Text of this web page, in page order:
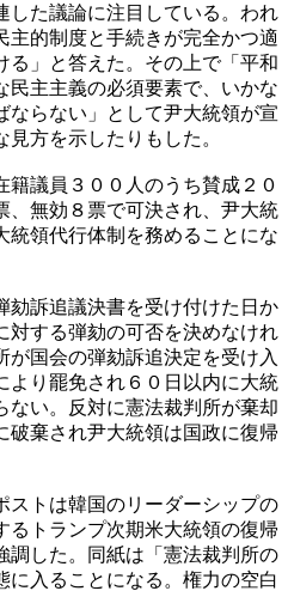
した議論に注目している。われ
主的制度と手続きが完全かつ適
る」と答えた。その上で「平和
民主主義の必須要素で、いかな
ならない」として尹大統領が宣
方を示したりもした。
議員３００人のうち賛成２０
、無効８票で可決され、尹大統
統領代行体制を務めることにな
劾訴追議決書を受け付けた日か
対する弾劾の可否を決めなけれ
が国会の弾劾訴追決定を受け入
より罷免され６０日以内に大統
ない。反対に憲法裁判所が棄却
破棄され尹大統領は国政に復帰
ストは韓国のリーダーシップの
るトランプ次期米大統領の復帰
調した。同紙は「憲法裁判所の
に入ることになる。権力の空白